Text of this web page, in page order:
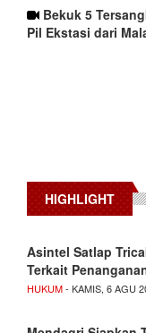
Bekuk 5
Pil Ekstasi dari
HIGHLIGHT
Asintel Satlap
Terkait
HUKUM- KAMIS, 6 AGU